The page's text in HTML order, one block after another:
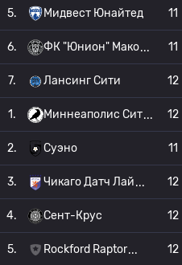
5. Мидвест Юнайтед 11
6. ФК "Юнион" Мако 11
7. Лансинг Сити 12
1. Миннеаполис Сит 12
2. Суэно 11
3. Чикаго Датч Лай 12
4. Сент-Крус 12
5. Rockford Raptor 12